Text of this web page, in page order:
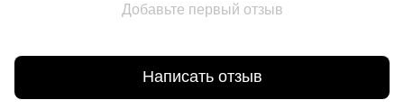
Добавьте первый отзыв
Написать отзыв